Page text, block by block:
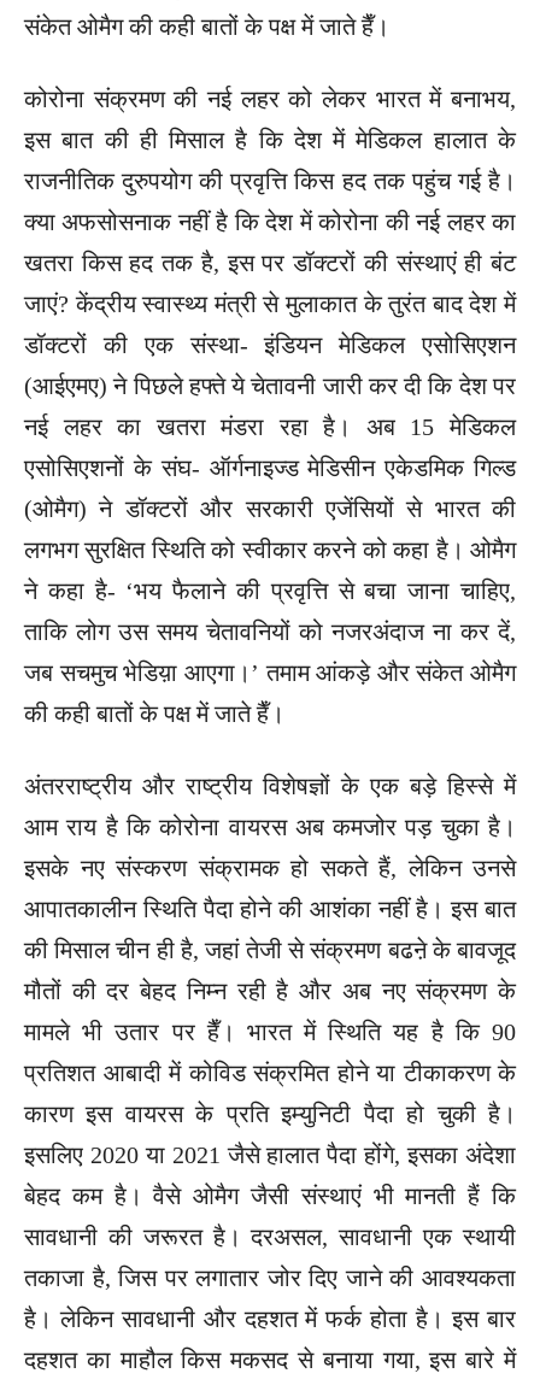
संकेत ओमैग की कही बातों के पक्ष में जाते हैँ।
कोरोना संक्रमण की नई लहर को लेकर भारत में बनाभय,
इस बात की ही मिसाल है कि देश में मेडिकल हालात के
राजनीतिक दुरुपयोग की प्रवृत्ति किस हद तक पहुंच गई है।
क्या अफसोसनाक नहीं है कि देश में कोरोना की नई लहर का
खतरा किस हद तक है, इस पर डॉक्टरों की संस्थाएं ही बंट
जाएं? केंद्रीय स्वास्थ्य मंत्री से मुलाकात के तुरंत बाद देश में
डॉक्टरों की एक संस्था- इंडियन मेडिकल एसोसिएशन
(आईएमए) ने पिछले हफ्ते ये चेतावनी जारी कर दी कि देश पर
नई लहर का खतरा मंडरा रहा है। अब 15 मेडिकल
एसोसिएशनों के संघ- ऑर्गनाइज्ड मेडिसीन एकेडमिक गिल्ड
(ओमैग) ने डॉक्टरों और सरकारी एजेंसियों से भारत की
लगभग सुरक्षित स्थिति को स्वीकार करने को कहा है। ओमैग
ने कहा है- ‘भय फैलाने की प्रवृत्ति से बचा जाना चाहिए,
ताकि लोग उस समय चेतावनियों को नजरअंदाज ना कर दें,
जब सचमुच भेडिय़ा आएगा।’ तमाम आंकड़े और संकेत ओमैग
की कही बातों के पक्ष में जाते हैँ।
अंतरराष्ट्रीय और राष्ट्रीय विशेषज्ञों के एक बड़े हिस्से में
आम राय है कि कोरोना वायरस अब कमजोर पड़ चुका है।
इसके नए संस्करण संक्रामक हो सकते हैं, लेकिन उनसे
आपातकालीन स्थिति पैदा होने की आशंका नहीं है। इस बात
की मिसाल चीन ही है, जहां तेजी से संक्रमण बढऩे के बावजूद
मौतों की दर बेहद निम्न रही है और अब नए संक्रमण के
मामले भी उतार पर हैँ। भारत में स्थिति यह है कि 90
प्रतिशत आबादी में कोविड संक्रमित होने या टीकाकरण के
कारण इस वायरस के प्रति इम्युनिटी पैदा हो चुकी है।
इसलिए 2020 या 2021 जैसे हालात पैदा होंगे, इसका अंदेशा
बेहद कम है। वैसे ओमैग जैसी संस्थाएं भी मानती हैं कि
सावधानी की जरूरत है। दरअसल, सावधानी एक स्थायी
तकाजा है, जिस पर लगातार जोर दिए जाने की आवश्यकता
है। लेकिन सावधानी और दहशत में फर्क होता है। इस बार
दहशत का माहौल किस मकसद से बनाया गया, इस बारे में